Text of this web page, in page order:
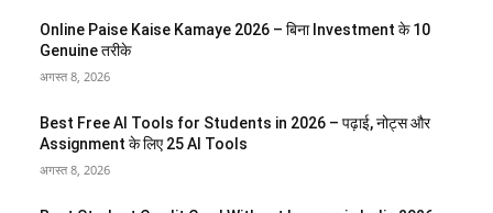
Online Paise Kaise Kamaye 2026 – बिना Investment के 10
Genuine तरीके
अगस्त 8, 2026
Best Free AI Tools for Students in 2026 – पढ़ाई, नोट्स और
Assignment के लिए 25 AI Tools
अगस्त 8, 2026